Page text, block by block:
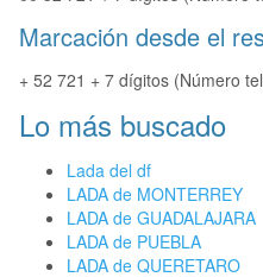
Marcación desde el
+ 52 721 + 7 dígitos (Número
Lo más buscado
Lada del df
LADA de MONTERREY
LADA de GUADALAJARA
LADA de PUEBLA
LADA de QUERETARO